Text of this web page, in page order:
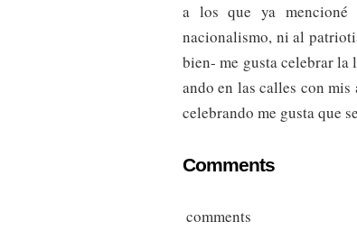
a los que ya
nacionalismo, ni al
bien- me gusta celebrar
ando en las calles con
celebrando me gusta que
Comments
comments